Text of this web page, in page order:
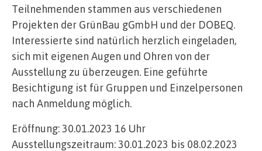
Teilnehmenden stammen aus verschiedenen
Projekten der GrünBau gGmbH und der DOBEQ.
Interessierte sind natürlich herzlich eingeladen,
sich mit eigenen Augen und Ohren von der
Ausstellung zu überzeugen. Eine geführte
Besichtigung ist für Gruppen und Einzelpersonen
nach Anmeldung möglich.
Eröffnung: 30.01.2023 16 Uhr
Ausstellungszeitraum: 30.01.2023 bis 08.02.2023